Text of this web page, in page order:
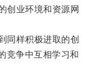
业环境和资源网
样积极进取的创
竞争中互相学习和